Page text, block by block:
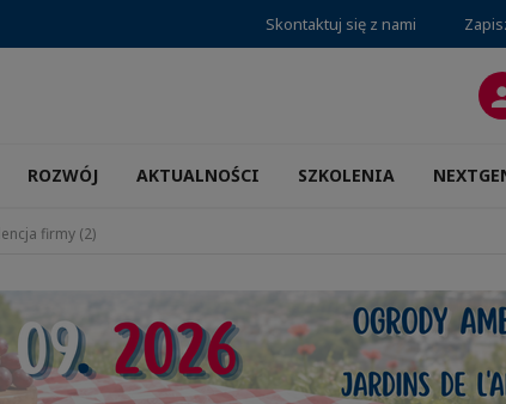
Skontaktuj się z nami
ROZWÓJ AKTUALNOŚCI SZKOLENIA
firmy (2)